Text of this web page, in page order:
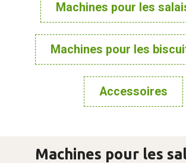
Machines pour les
Machines pour les
Accessoires
Machines pour les